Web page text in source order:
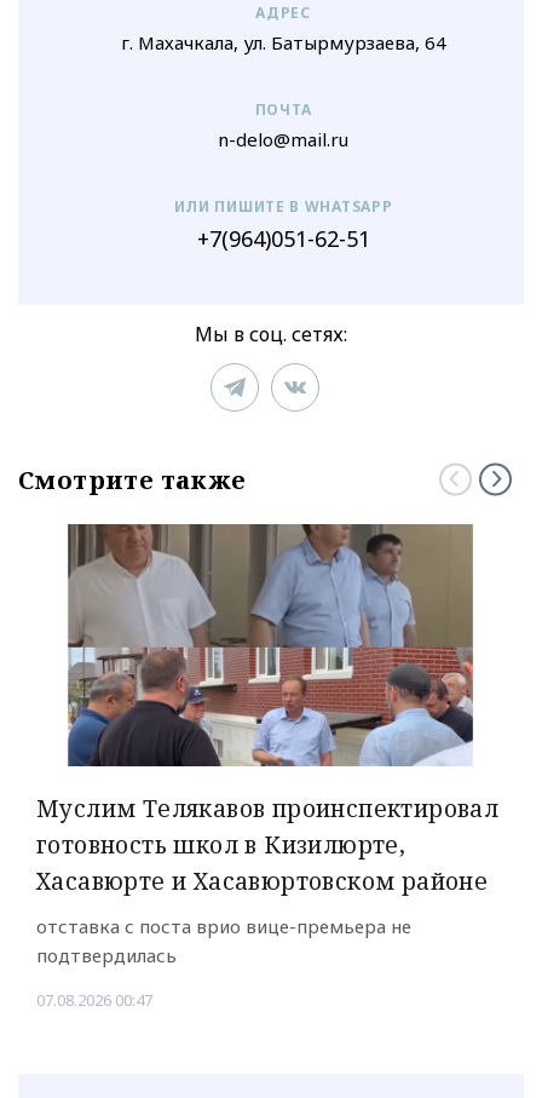
АДРЕС
г. Махачкала, ул. Батырмурзаева, 64
ПОЧТА
n-delo@mail.ru
ИЛИ ПИШИТЕ В WHATSAPP
+7(964)051-62-51
Мы в соц. сетях:
Смотрите также
Муслим Телякавов проинспектировал
готовность школ в Кизилюрте,
Хасавюрте и Хасавюртовском районе
отставка с поста врио вице-премьера не
подтвердилась
07.08.2026 00:47